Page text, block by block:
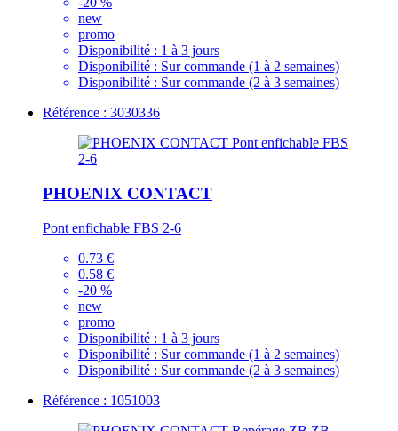
new
promo
Disponibilité : 1 à 3 jours
Disponibilité : Sur commande (1 à 2 semaines)
Disponibilité : Sur commande (2 à 3 semaines)
Référence : 3030336
PHOENIX CONTACT
Pont enfichable FBS 2-6
0.73 €
0.58 €
-20 %
new
promo
Disponibilité : 1 à 3 jours
Disponibilité : Sur commande (1 à 2 semaines)
Disponibilité : Sur commande (2 à 3 semaines)
Référence : 1051003